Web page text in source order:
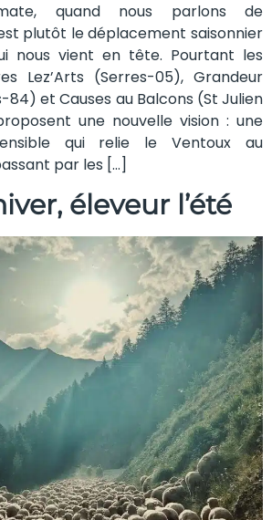
quand nous parlons de
plutôt le déplacement saisonnier
nous vient en tête. Pourtant les
Lez’Arts (Serres-05), Grandeur
84) et Causes au Balcons (St Julien
une nouvelle vision : une
qui relie le Ventoux au
par les […]
éleveur l’été